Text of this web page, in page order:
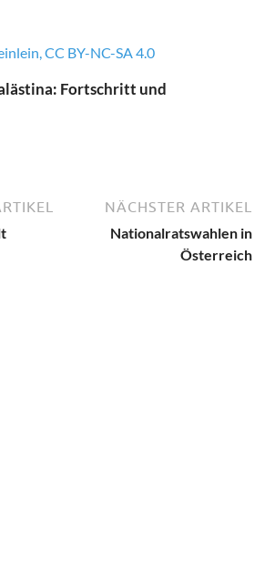
Fortschritt und
NÄCHSTER ARTIKEL
Nationalratswahlen in
Österreich